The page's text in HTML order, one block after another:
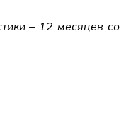
– 12 месяцев со